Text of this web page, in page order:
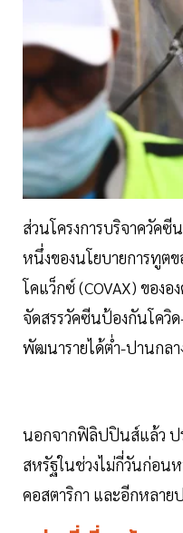
ส่วนโครงการบริจาควัค
หนึ่งของนโยบายการทูต
โคแว็กซ์ (COVAX) ของอ
จัดสรรวัคซีนป้องกันโควิ
พัฒนารายได้ต่ำ-ปานกลา
นอกจากฟิลิปปินส์แล้ว ป
สหรัฐในช่วงไม่กี่วันก่อน
คอสตาริกา และอีกหลาย